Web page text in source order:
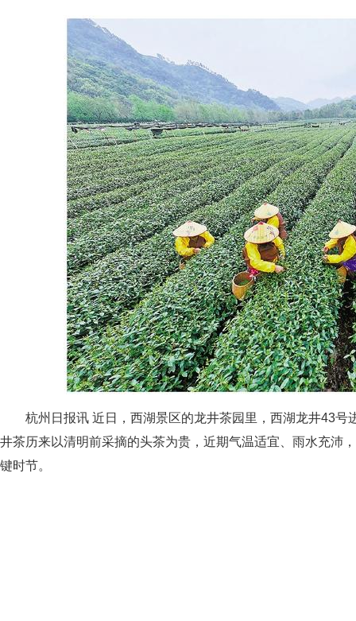
杭州日报讯 近日，西湖景区的龙井茶园里，西湖龙井43
井茶历来以清明前采摘的头茶为贵，近期气温适宜、雨水充沛
键时节。